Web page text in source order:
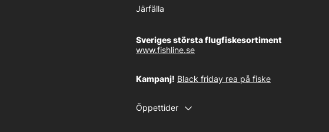
Järfälla
Sveriges största flugfiskesortiment
www.fishline.se
Kampanj! Black friday rea på fiske
Öppettider